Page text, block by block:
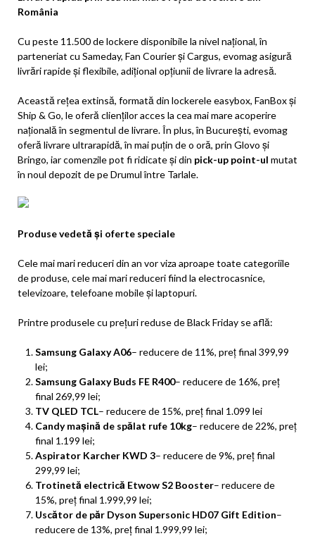
România
Cu peste 11.500 de lockere disponibile la nivel național, în
parteneriat cu Sameday, Fan Courier și Cargus, evomag asigură
livrări rapide și flexibile, adițional opțiunii de livrare la adresă.
Această rețea extinsă, formată din lockerele easybox, FanBox și
Ship & Go, le oferă clienților acces la cea mai mare acoperire
națională în segmentul de livrare. În plus, în București, evomag
oferă livrare ultrarapidă, în mai puțin de o oră, prin Glovo și
Bringo, iar comenzile pot fi ridicate și din pick-up point-ul mutat
în noul depozit de pe Drumul între Tarlale.
Produse vedetă și oferte speciale
Cele mai mari reduceri din an vor viza aproape toate categoriile
de produse, cele mai mari reduceri fiind la electrocasnice,
televizoare, telefoane mobile și laptopuri.
Printre produsele cu prețuri reduse de Black Friday se află:
Samsung Galaxy A06– reducere de 11%, preț final 399,99
lei;
Samsung Galaxy Buds FE R400– reducere de 16%, preț
final 269,99 lei;
TV QLED TCL– reducere de 15%, preț final 1.099 lei
Candy mașină de spălat rufe 10kg– reducere de 22%, preț
final 1.199 lei;
Aspirator Karcher KWD 3– reducere de 9%, preț final
299,99 lei;
Trotinetă electrică Etwow S2 Booster– reducere de
15%, preț final 1.999,99 lei;
Uscător de păr Dyson Supersonic HD07 Gift Edition–
reducere de 13%, preț final 1.999,99 lei;